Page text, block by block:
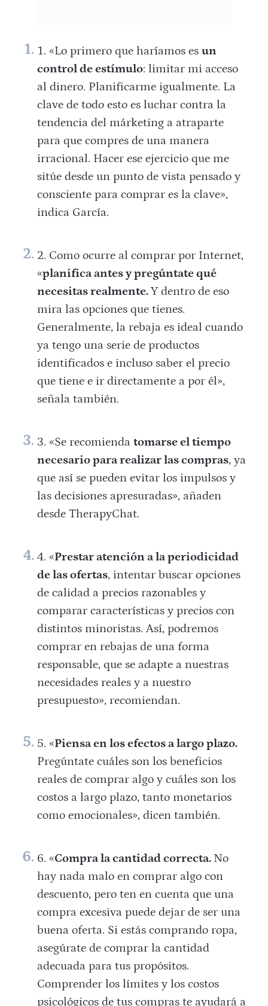
«Lo primero que haríamos es un
control de estímulo: limitar mi acceso
al dinero. Planificarme igualmente. La
clave de todo esto es luchar contra la
tendencia del márketing a atraparte
para que compres de una manera
irracional. Hacer ese ejercicio que me
sitúe desde un punto de vista pensado y
consciente para comprar es la clave»,
indica García.
Como ocurre al comprar por Internet,
«planifica antes y pregúntate qué
necesitas realmente.Y dentro de eso
mira las opciones que tienes.
Generalmente, la rebaja es ideal cuando
ya tengo una serie de productos
identificados e incluso saber el precio
que tiene e ir directamente a por él»,
señala también.
«Se recomienda tomarse el tiempo
necesario para realizar las compras, ya
que así se pueden evitar los impulsos y
las decisiones apresuradas», añaden
desde TherapyChat.
«Prestar atención a la periodicidad
de las ofertas, intentar buscar opciones
de calidad a precios razonables y
comparar características y precios con
distintos minoristas. Así, podremos
comprar en rebajas de una forma
responsable, que se adapte a nuestras
necesidades reales y a nuestro
presupuesto», recomiendan.
«Piensa en los efectos a largo plazo.
Pregúntate cuáles son los beneficios
reales de comprar algo y cuáles son los
costos a largo plazo, tanto monetarios
como emocionales», dicen también.
«Compra la cantidad correcta. No
hay nada malo en comprar algo con
descuento, pero ten en cuenta que una
compra excesiva puede dejar de ser una
buena oferta. Si estás comprando ropa,
asegúrate de comprar la cantidad
adecuada para tus propósitos.
Comprender los límites y los costos
psicológicos de tus compras te ayudará a